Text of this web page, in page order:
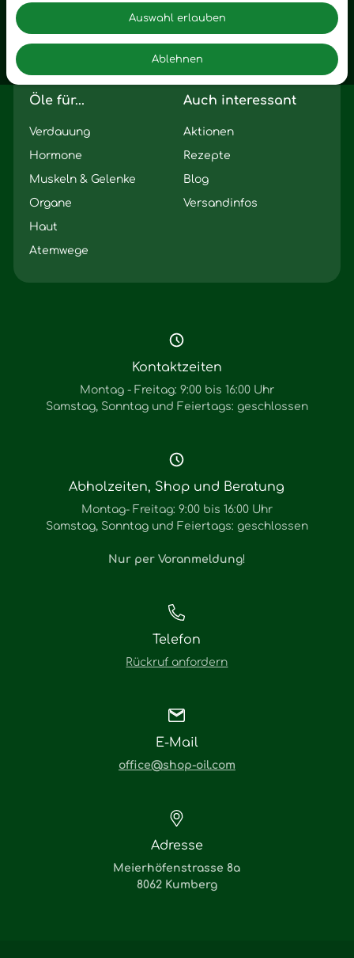
Ablehnen
Auswahl erlauben
Motivation
Seelischer Schlag
Öle für...
Verdauung
Hormone
Muskeln & Gelenke
Organe
Haut
Atemwege
Auch interessant
Aktionen
Rezepte
Blog
Versandinfos
Kontaktzeiten
Montag - Freitag: 9:00 bis 16:00 Uhr
Samstag, Sonntag und Feiertags: geschlossen
Abholzeiten, Shop und Beratung
Montag- Freitag: 9:00 bis 16:00 Uhr
Samstag, Sonntag und Feiertags: geschlossen
Nur per Voranmeldung!
Telefon
Rückruf anfordern
E-Mail
office@shop-oil.com
Adresse
Meierhöfenstrasse 8a
8062 Kumberg